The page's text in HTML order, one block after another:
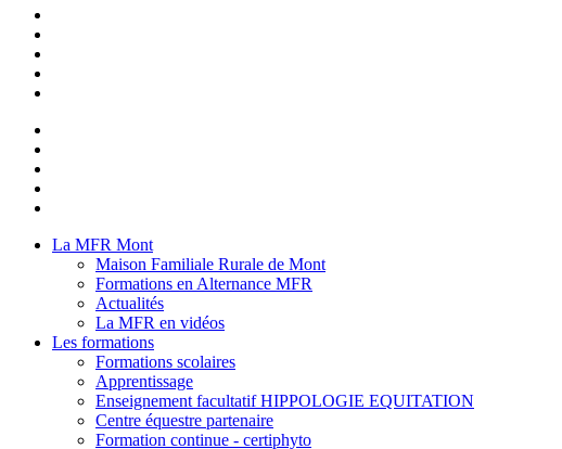
La MFR Mont
Maison Familiale Rurale de Mont
Formations en Alternance MFR
Actualités
La MFR en vidéos
Les formations
Formations scolaires
Apprentissage
Enseignement facultatif HIPPOLOGIE EQUITATION
Centre équestre partenaire
Formation continue - certiphyto